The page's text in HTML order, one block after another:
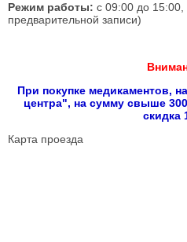
Режим работы: с 09:00 до
предварительной записи)
При покупке медикаментов,
центра", на сумму свыше
скидка
Карта проезда